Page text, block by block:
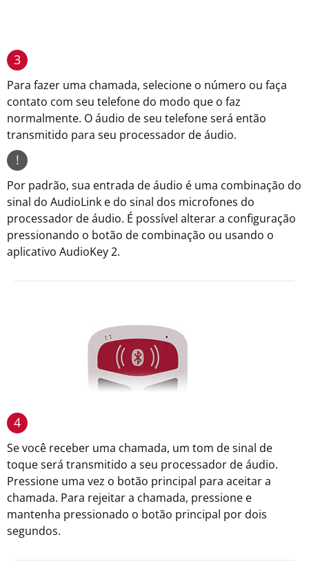
3
Para fazer uma chamada, selecione o número ou faça
contato com seu telefone do modo que o faz
normalmente. O áudio de seu telefone será então
transmitido para seu processador de áudio.
!
Por padrão, sua entrada de áudio é uma combinação do
sinal do AudioLink e do sinal dos microfones do
processador de áudio. É possível alterar a configuração
pressionando o botão de combinação ou usando o
aplicativo AudioKey 2.
4
Se você receber uma chamada, um tom de sinal de
toque será transmitido a seu processador de áudio.
Pressione uma vez o botão principal para aceitar a
chamada. Para rejeitar a chamada, pressione e
mantenha pressionado o botão principal por dois
segundos.